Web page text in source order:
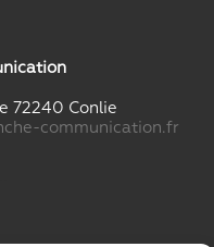
72240 Conlie
communication.fr